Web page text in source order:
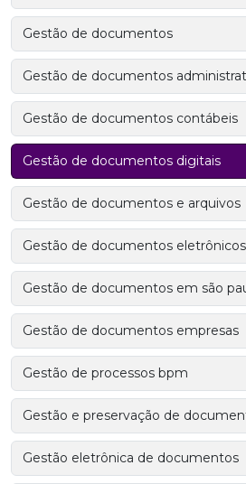
Gestão de documentos
Gestão de documentos
Gestão de documentos contábeis
Gestão de documentos digitais
Gestão de documentos e arquivos
Gestão de documentos eletrônicos
Gestão de documentos em são
Gestão de documentos empresas
Gestão de processos bpm
Gestão e preservação de
Gestão eletrônica de documentos